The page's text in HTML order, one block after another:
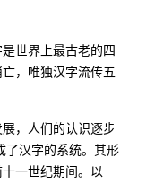
世界上最古老的四
，唯独汉字流传五
，人们的认识逐步
了汉字的系统。其形
一世纪期间。以